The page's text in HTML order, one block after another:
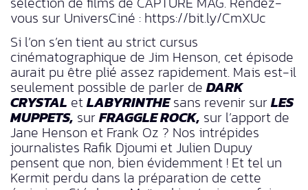
vous sur UniversCiné : https://bit.ly/CmXUc
Si l’on s’en tient au strict cursus
cinématographique de Jim Henson, cet épisode
aurait pu être plié assez rapidement. Mais est-il
seulement possible de parler deDARK
CRYSTAL etLABYRINTHEsans revenir surLES
MUPPETS, surFRAGGLE ROCK, sur l’apport de
Jane Henson et Frank Oz ? Nos intrépides
journalistes Rafik Djoumi et Julien Dupuy
pensent que non, bien évidemment ! Et tel un
Kermit perdu dans la préparation de cette